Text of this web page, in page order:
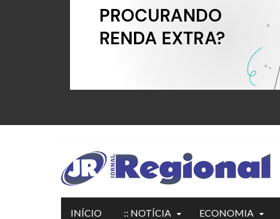
INÍCIO :: NOTÍCIA ECONOMIA